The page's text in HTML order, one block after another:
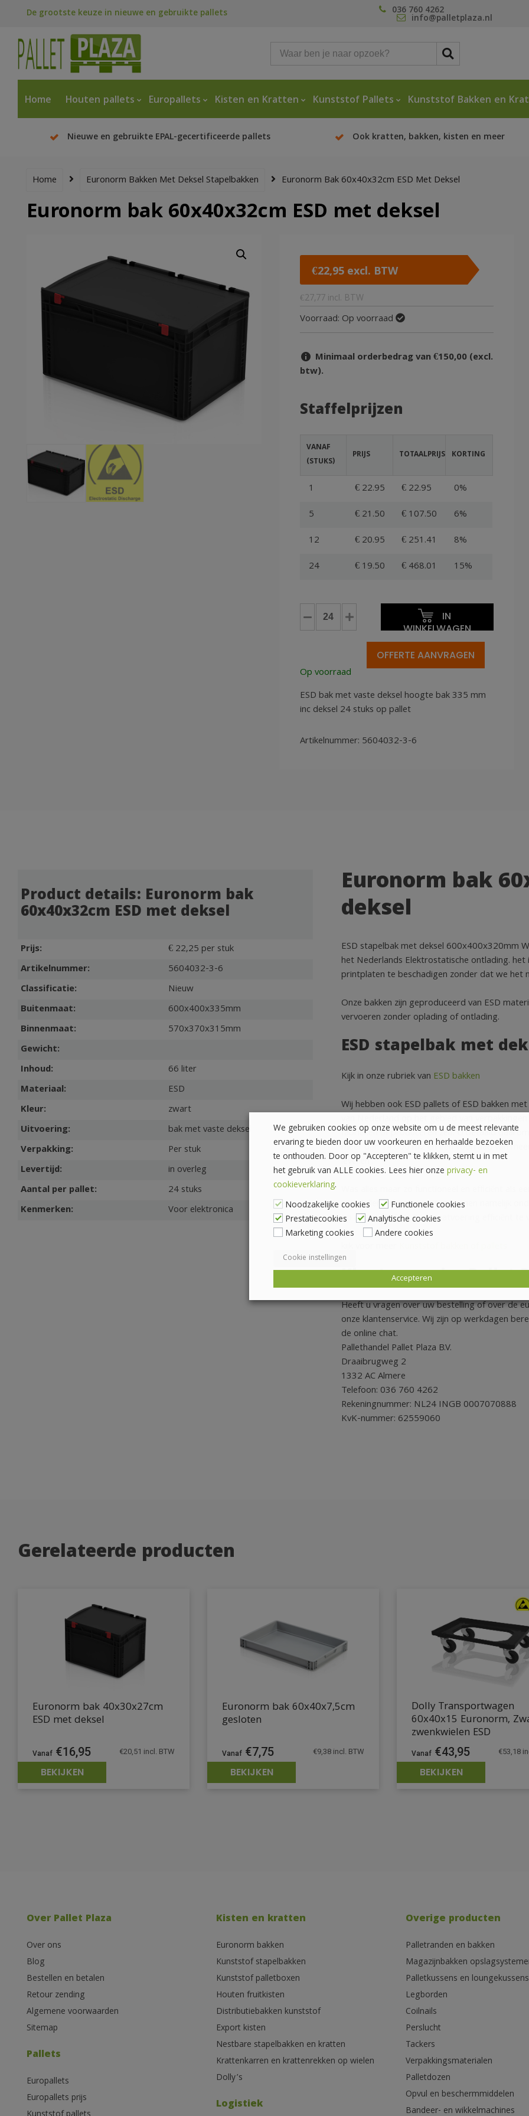
De grootste keuze in nieuwe en gebruikte pallets 036 760 4262
info@palletplaza.nl
Home Houten pallets Europallets Kisten en Kratten Kunststof Pallets Kunststof Bakken en
Nieuwe en gebruikte EPAL-gecertificeerde pallets Ook kratten, bakken, kisten en meer
Home Euronorm Bakken Met Deksel Stapelbakken Euronorm Bak 60x40x32cm ESD Met Deksel
Euronorm bak 60x40x32cm ESD met deksel
€22,95excl. BTW
€ 27,77 incl. BTW
Voorraad: Op voorraad
Minimaal orderbedrag van €150,00 (excl.
btw).
Staffelprijzen
VANAF
(STUKS)
PRIJS TOTAALPRIJS KORTING
1 € 22.95 € 22.95
0%
5
€ 21.50 € 107.50
6%
12
€ 20.95 € 251.41
8%
24
€ 19.50 € 468.01 15%
Euronorm
met
deksel
aantal
WINKELWAGEN
OFFERTE AANVRAGEN
Op voorraad
ESD bak met vaste deksel hoogte bak 335 mm
inc deksel 24 stuks op pallet
Artikelnummer: 5604032-3-6
Product details: Euronorm bak
60x40x32cm ESD met deksel
Prijs:
€ 22,25 per stuk
Artikelnummer:
5604032-3-6
Classificatie:
Nieuw
Buitenmaat:
600x400x335mm
Binnenmaat:
570x370x315mm
Gewicht:
Inhoud:
66 liter
Materiaal:
ESD
Kleur:
zwart
Uitvoering:
bak met vaste deksel
Verpakking:
Per stuk
Levertijd:
in overleg
Aantal per pallet:
24 stuks
Kenmerken:
Voor elektronica
Euronorm bak
deksel
ESD stapelbak met deksel 600x400x320mm
het Nederlands Elektrostatische ontlading.
printplaten te beschadigen zonder dat we het
Onze bakken zijn geproduceerd van ESD
vervoeren zonder oplading of ontlading.
ESD stapelbak met
Kijk in onze rubriek van ESD bakken
Wij hebben ook ESD pallets of ESD bakken
van Nederland op het gebied van
fabrieken of produceren zelf. U betaald
meer dan 14.000 m2 en een voorraad van
leveren .
Was alles maar zo functioneel en efficiënt
verschillende bodemmaten kunnen namelijk
op elkaar én door hun maatvoering efficiënt te
Klantenservice Pallet
Heeft u vragen over uw bestelling of over de
onze klantenservice. Wij zijn op werkdagen
de online chat.
Pallethandel Pallet Plaza B.V.
Draaibrugweg 2
1332 AC Almere
Telefoon: 036 760 4262
Rekeningnummer: NL24 INGB 0007070888
KvK-nummer: 62559060
Gerelateerde producten
Euronorm bak 40x30x27cm
ESD met deksel
€16,95 €20,51 incl. BTW
BEKIJKEN
Euronorm bak 60x40x7,5cm
gesloten
€7,75 €9,38 incl. BTW
BEKIJKEN
Dolly Transportwagen
60x40x15 Euronorm,
zwenkwielen ESD
€43,95 €53,18
BEKIJKEN
Over Pallet Plaza
Over ons
Blog
Bestellen en betalen
Retour zending
Algemene voorwaarden
Sitemap
Pallets
Europallets
Europallets prijs
Kisten en kratten
Euronorm bakken
Kunststof stapelbakken
Kunststof palletboxen
Houten fruitkisten
Distributiebakken kunststof
Export kisten
Nestbare stapelbakken en kratten
Krattenkarren en krattenrekken op wielen
Dolly’s
Logistiek
Overige producten
Palletranden en bakken
Magazijnbakken
Palletkussens en loungekussens
Legborden
Coilnails
Perslucht
Tackers
Verpakkingsmaterialen
Palletdozen
Opvul en beschermmiddelen
Bandeer- en wikkelmachines
We gebruiken cookies op onze website om u de meest relevante
ervaring te bieden door uw voorkeuren en herhaalde bezoeken
te onthouden. Door op "Accepteren" te klikken, stemt u in met
het gebruik van ALLE cookies. Lees hier onze privacy- en
cookieverklaring.
Noodzakelijke cookies
Functionele cookies
Prestatiecookies
Analytische cookies
Marketing cookies
Andere cookies
Cookie instellingen
Accepteren